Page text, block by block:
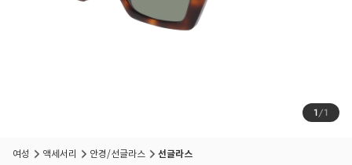
1/1
여성 액세서리 안경/선글라스 선글라스